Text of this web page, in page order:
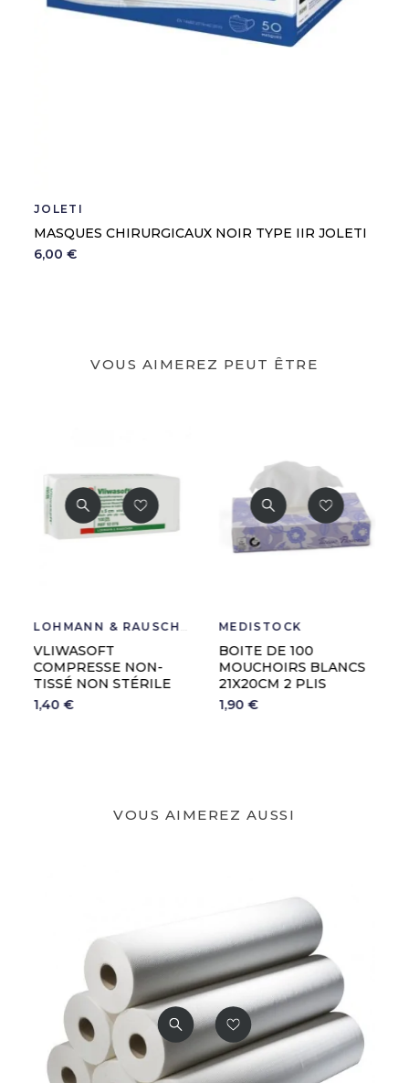
JOLETI
MASQUES CHIRURGICAUX NOIR TYPE IIR JOLETI
6,00 €
VOUS AIMEREZ PEUT ÊTRE
MEDISTOCK
BOITE DE 100
MOUCHOIRS BLANCS
21X20CM 2 PLIS
1,90 €
HOLTEX
STÉTHOSCOPE
IDÉAL+ DOUBLE
PAVILLON
14,90 €
VOUS AIMEREZ AUSSI